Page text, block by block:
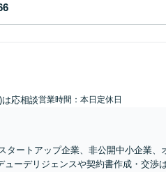
応相談営業時間：本日定休日
タートアップ企業、非公開中小企業、
ーデリジェンスや契約書作成・交渉